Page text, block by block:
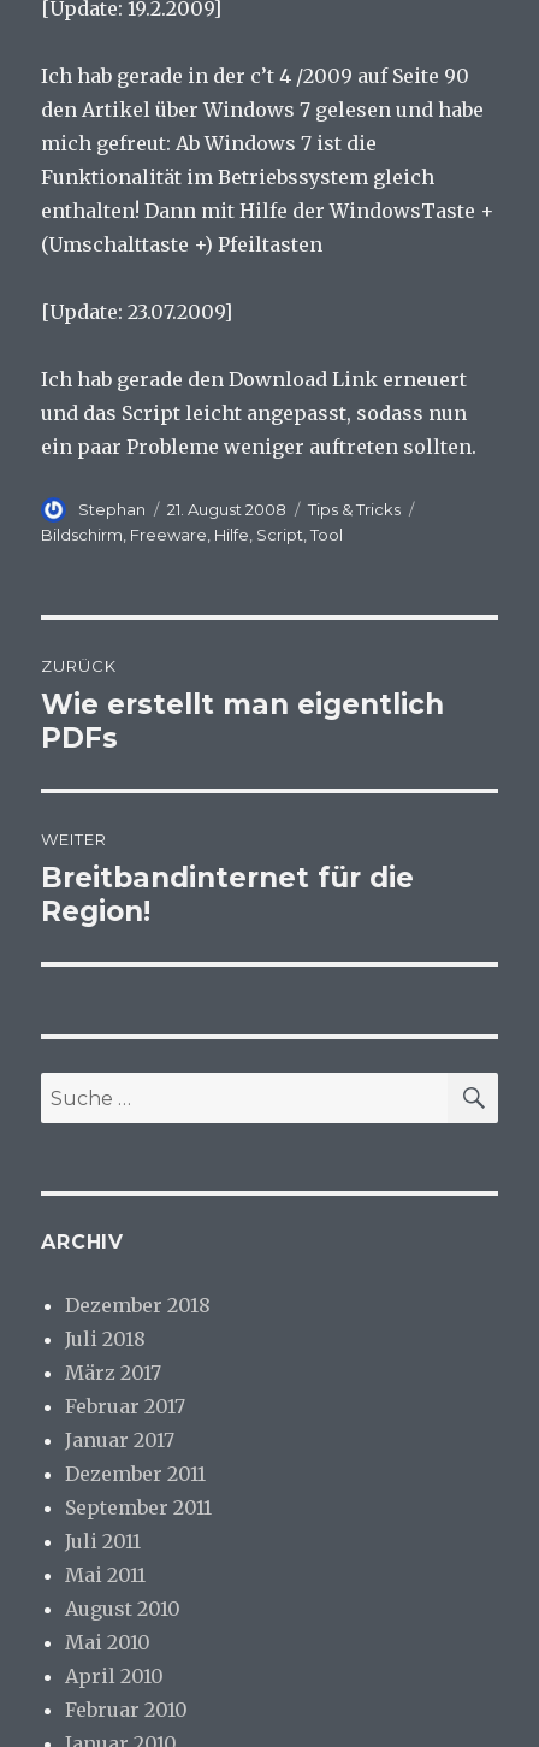
[Update: 19.2.2009]
Ich hab gerade in der c’t 4 /2009 auf Seite 90
den Artikel über Windows 7 gelesen und habe
mich gefreut: Ab Windows 7 ist die
Funktionalität im Betriebssystem gleich
enthalten! Dann mit Hilfe der WindowsTaste +
(Umschalttaste +) Pfeiltasten
[Update: 23.07.2009]
Ich hab gerade den Download Link erneuert
und das Script leicht angepasst, sodass nun
ein paar Probleme weniger auftreten sollten.
Autor
Stephan
Veröffentlicht
am
21. August 2008 Kategorien
Tips & Tricks
Bildschirm Freeware Hilfe Script ,Tool
ZURÜCK
Vorheriger
Beitrag:
Wie erstellt man eigentlich
PDFs
WEITER
Nächster
Beitrag:
Breitbandinternet für die
Region!
Suche
nach:
ARCHIV
Dezember 2018
Juli 2018
März 2017
Februar 2017
Januar 2017
Dezember 2011
September 2011
Juli 2011
Mai 2011
August 2010
Mai 2010
April 2010
Februar 2010